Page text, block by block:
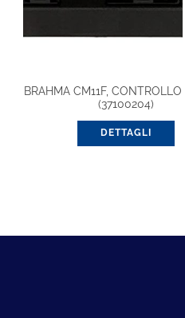
BRAHMA CM11F,
(37100204)
DETTAGLI